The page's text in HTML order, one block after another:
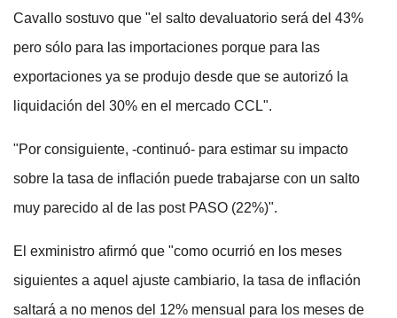
Cavallo sostuvo que "el salto devaluatorio será del 43%
pero sólo para las importaciones porque para las
exportaciones ya se produjo desde que se autorizó la
liquidación del 30% en el mercado CCL".
"Por consiguiente, -continuó- para estimar su impacto
sobre la tasa de inflación puede trabajarse con un salto
muy parecido al de las post PASO (22%)".
El exministro afirmó que "como ocurrió en los meses
siguientes a aquel ajuste cambiario, la tasa de inflación
saltará a no menos del 12% mensual para los meses de